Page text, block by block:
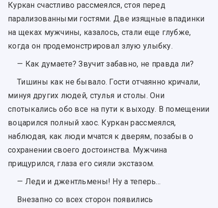
Куркан счастливо рассмеялся, стоя перед
парализованными гостями. Две изящные впадинки
на щеках мужчины, казалось, стали еще глубже,
когда он продемонстрировал злую улыбку.
— Как думаете? Звучит забавно, не правда ли?
Тишины как не бывало. Гости отчаянно кричали,
минуя других людей, стулья и столы. Они
спотыкались обо все на пути к выходу. В помещении
воцарился полный хаос. Куркан рассмеялся,
наблюдая, как люди мчатся к дверям, позабыв о
сохранении своего достоинства. Мужчина
прищурился, глаза его сияли экстазом.
— Леди и джентльмены! Ну а теперь...
Внезапно со всех сторон появились